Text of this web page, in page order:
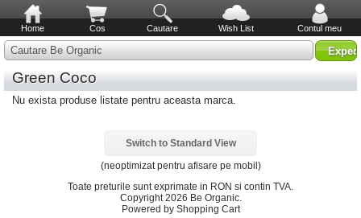
Home Cos Cautare Wish List Contul meu
Cautare Be Organic
Green Coco
Nu exista produse listate pentru aceasta marca.
Switch to Standard View
(neoptimizat pentru afisare pe mobil)
Toate preturile sunt exprimate in RON si contin TVA.
Copyright 2026 Be Organic.
Powered by Shopping Cart